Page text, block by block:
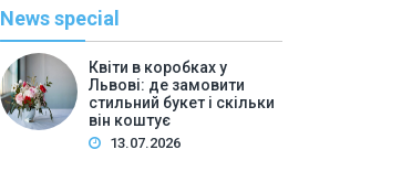
News special
Квіти в коробках у
Львові: де замовити
стильний букет і скільки
він коштує
13.07.2026